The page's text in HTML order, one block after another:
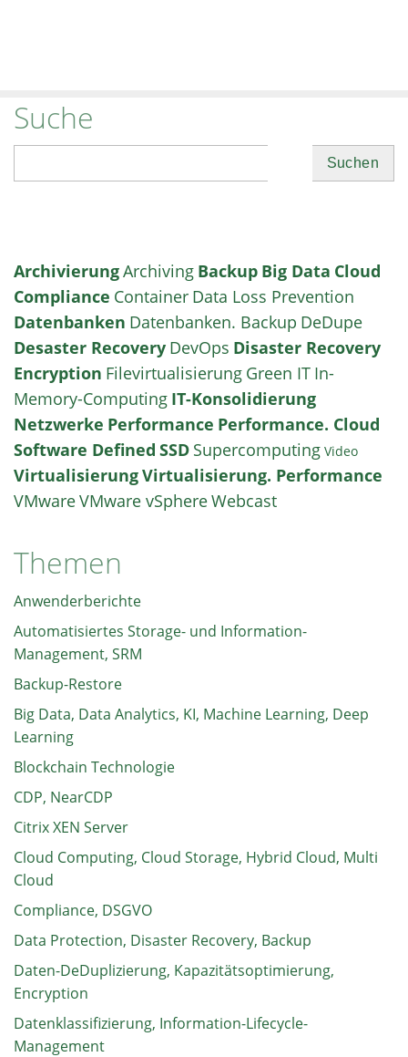
Suche
ArchivierungArchiving Backup Big Data Cloud
Compliance Container Data Loss Prevention
Datenbanken Datenbanken. Backup DeDupe
Desaster Recovery DevOps Disaster Recovery
Encryption Filevirtualisierung Green IT In-
Memory-Computing IT-Konsolidierung
Netzwerke Performance Performance. Cloud
Software Defined SSD Supercomputing Video
VirtualisierungVirtualisierung. Performance
VMwareVMware vSphereWebcast
Themen
Anwenderberichte
Automatisiertes Storage- und Information-
Management, SRM
Backup-Restore
Big Data, Data Analytics, KI, Machine Learning, Deep
Learning
Blockchain Technologie
CDP, NearCDP
Citrix XEN Server
Cloud Computing, Cloud Storage, Hybrid Cloud, Multi
Cloud
Compliance, DSGVO
Data Protection, Disaster Recovery, Backup
Daten-DeDuplizierung, Kapazitätsoptimierung,
Encryption
Datenklassifizierung, Information-Lifecycle-
Management